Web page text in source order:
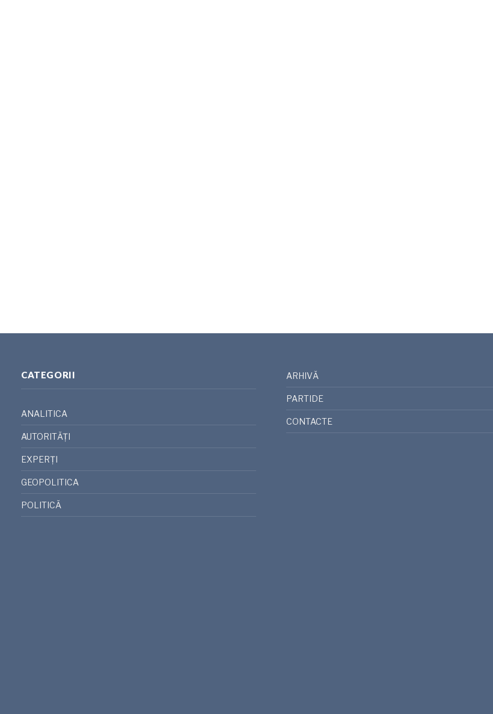
CATEGORII
ANALITICA
AUTORITĂȚI
EXPERȚI
GEOPOLITICA
POLITICĂ
ARHIVĂ
PARTIDE
CONTACTE